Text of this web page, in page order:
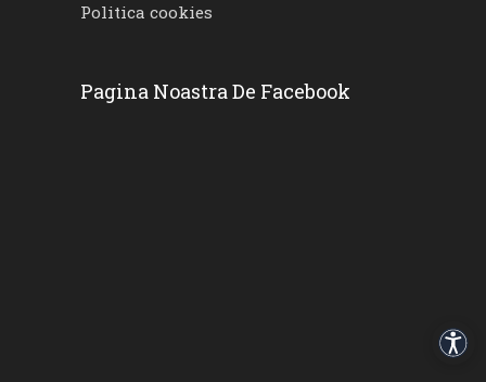
Politica cookies
Pagina Noastra De Facebook